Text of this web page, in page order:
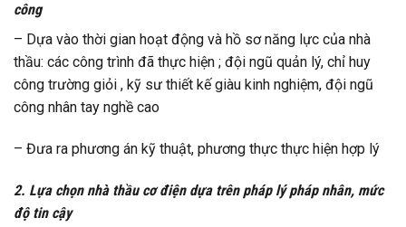
công
– Dựa vào thời gian hoạt động và hồ sơ năng lực của nhà
thầu: các công trình đã thực hiện ; đội ngũ quản lý, chỉ huy
công trường giỏi , kỹ sư thiết kế giàu kinh nghiệm, đội ngũ
công nhân tay nghề cao
– Đưa ra phương án kỹ thuật, phương thực thực hiện hợp lý
2. Lựa chọn nhà thầu cơ điện dựa trên pháp lý pháp nhân, mức
độ tin cậy